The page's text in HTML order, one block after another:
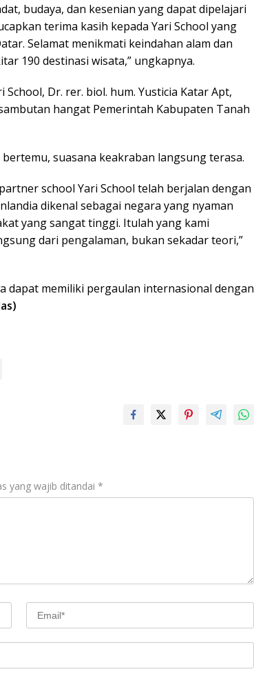
budaya, dan kesenian yang dapat dipelajari
terima kasih kepada Yari School yang
Selamat menikmati keindahan alam dan
190 destinasi wisata,” ungkapnya.
Dr. rer. biol. hum. Yusticia Katar Apt,
hangat Pemerintah Kabupaten Tanah
suasana keakraban langsung terasa.
school Yari School telah berjalan dengan
dikenal sebagai negara yang nyaman
yang sangat tinggi. Itulah yang kami
dari pengalaman, bukan sekadar teori,”
dapat memiliki pergaulan internasional dengan
yang wajib ditandai *